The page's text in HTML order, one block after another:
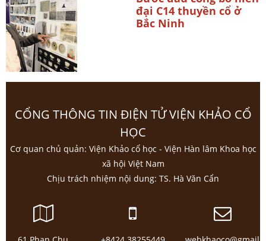
đại C14 thuyền cổ ở
Bắc Ninh
CỔNG THÔNG TIN ĐIỆN TỬ VIỆN KHẢO CỔ
HỌC
Cơ quan chủ quản: Viện Khảo cổ học - Viện Hàn lâm Khoa học
xã hội Việt Nam
Chịu trách nhiệm nội dung: TS. Hà Văn Cẩn